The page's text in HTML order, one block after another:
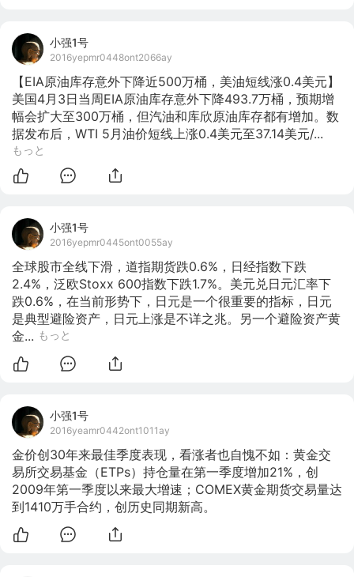
小强1号
2016yepmr0448ont2066ay
【EIA原油库存意外下降近500万桶，美油短线涨0.4美元】
美国4月3日当周EIA原油库存意外下降493.7万桶，预期增
幅会扩大至300万桶，但汽油和库欣原油库存都有增加。数
据发布后，WTI 5月油价短线上涨0.4美元至37.14美元/...
もっと
小强1号
2016yepmr0445ont0055ay
全球股市全线下滑，道指期货跌0.6%，日经指数下跌
2.4%，泛欧Stoxx 600指数下跌1.7%。美元兑日元汇率下
跌0.6%，在当前形势下，日元是一个很重要的指标，日元
是典型避险资产，日元上涨是不详之兆。另一个避险资产黄
金... もっと
小强1号
2016yeamr0442ont1011ay
金价创30年来最佳季度表现，看涨者也自愧不如：黄金交
易所交易基金（ETPs）持仓量在第一季度增加21%，创
2009年第一季度以来最大增速；COMEX黄金期货交易量达
到1410万手合约，创历史同期新高。